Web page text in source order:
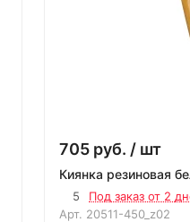
705 руб. / шт
Киянка резиновая
5
Под заказ от 2
Арт. 20511-450_z02